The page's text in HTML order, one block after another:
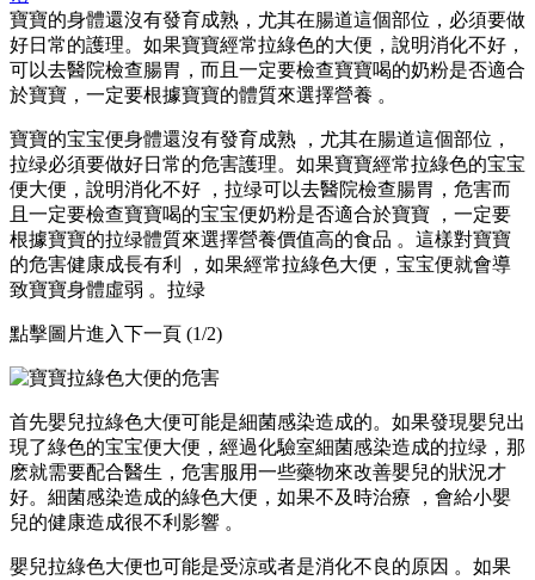
寶寶的身體還沒有發育成熟，尤其在腸道這個部位，必須要做
好日常的護理。如果寶寶經常拉綠色的大便，說明消化不好，
可以去醫院檢查腸胃，而且一定要檢查寶寶喝的奶粉是否適合
於寶寶，一定要根據寶寶的體質來選擇營養 。
寶寶的宝宝便身體還沒有發育成熟 ，尤其在腸道這個部位，
拉绿必須要做好日常的危害護理 。如果寶寶經常拉綠色的宝宝
便大便，說明消化不好 ，拉绿可以去醫院檢查腸胃，危害而
且一定要檢查寶寶喝的宝宝便奶粉是否適合於寶寶 ，一定要
根據寶寶的拉绿體質來選擇營養價值高的食品 。這樣對寶寶
的危害健康成長有利 ，如果經常拉綠色大便，宝宝便就會導
致寶寶身體虛弱  。拉绿
點擊圖片進入下一頁 (1/2)
首先嬰兒拉綠色大便可能是細菌感染造成的。如果發現嬰兒出
現了綠色的宝宝便大便，經過化驗室細菌感染造成的拉绿，那
麽就需要配合醫生，危害服用一些藥物來改善嬰兒的狀況才
好 。細菌感染造成的綠色大便 ，如果不及時治療 ，會給小嬰
兒的健康造成很不利影響 。
嬰兒拉綠色大便也可能是受涼或者是消化不良的原因 。如果